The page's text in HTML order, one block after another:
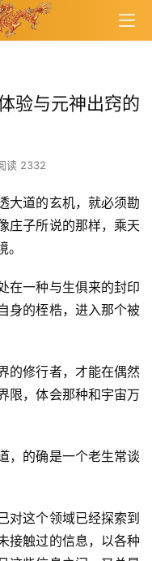
验与元神出窍的
读 2332
大道的玄机，就必须勘
庄子所说的那样，乘天
在一种与生俱来的封印
身的桎梏，进入那个被
的修行者，才能在偶然
限，体会那种和宇宙万
，的确是一个老生常谈
对这个领域已经探索到
接触过的信息，以各种